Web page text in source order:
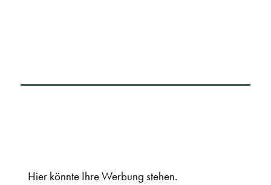
Hier könnte Ihre Werbung stehen.